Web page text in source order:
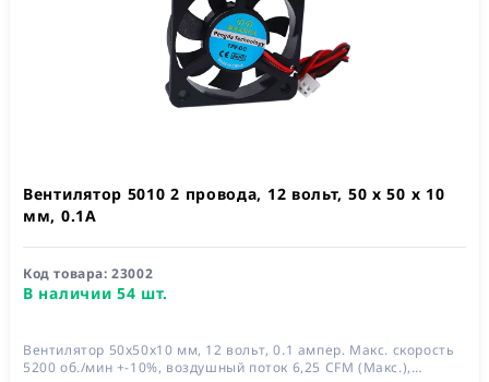
Вентилятор 5010 2 провода, 12 вольт, 50 х 50 х 10
мм, 0.1А
Код товара:23002
В наличии 54 шт.
Вентилятор 50x50x10 мм, 12 вольт, 0.1 ампер. Макс. скорость
5200 об./мин +-10%, воздушный поток 6,25 CFM (Макс.),